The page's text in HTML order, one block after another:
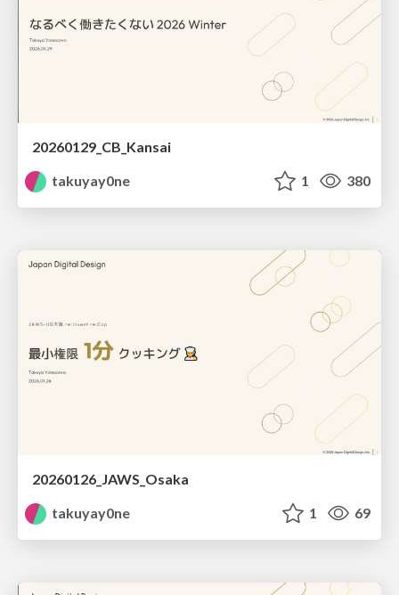
20260129_CB_Kansai
takuyay0ne
1 380
20260126_JAWS_Osaka
takuyay0ne
1 69